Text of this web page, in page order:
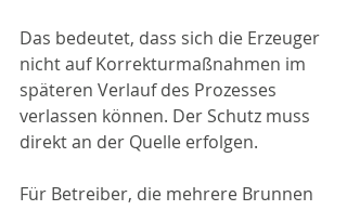
Das bedeutet, dass sich die Erzeuger
nicht auf Korrekturmaßnahmen im
späteren Verlauf des Prozesses
verlassen können. Der Schutz muss
direkt an der Quelle erfolgen.
Für Betreiber, die mehrere Brunnen